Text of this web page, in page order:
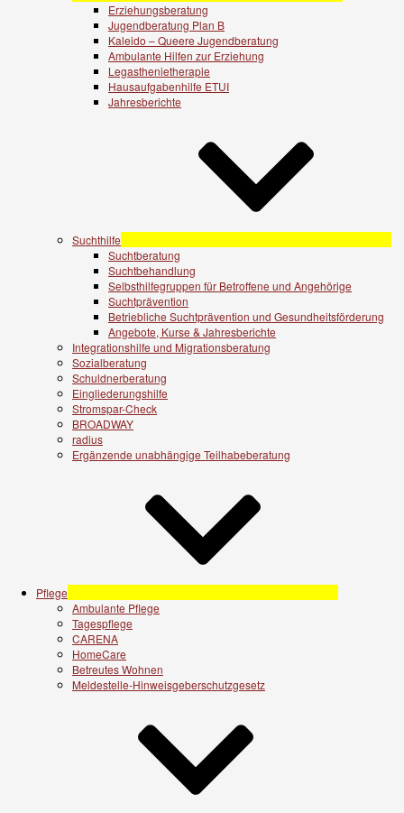
Erziehungsberatung
Jugendberatung Plan B
Kaleido – Queere Jugendberatung
Ambulante Hilfen zur Erziehung
Legasthenietherapie
Hausaufgabenhilfe ETUI
Jahresberichte
Suchthilfe
Suchtberatung
Suchtbehandlung
Selbsthilfegruppen für Betroffene und Angehörige
Suchtprävention
Betriebliche Suchtprävention und Gesundheitsförderung
Angebote, Kurse & Jahresberichte
Integrationshilfe und Migrationsberatung
Sozialberatung
Schuldnerberatung
Eingliederungshilfe
Stromspar-Check
BROADWAY
radius
Ergänzende unabhängige Teilhabeberatung
Pflege
Ambulante Pflege
Tagespflege
CARENA
HomeCare
Betreutes Wohnen
Meldestelle-Hinweisgeberschutzgesetz